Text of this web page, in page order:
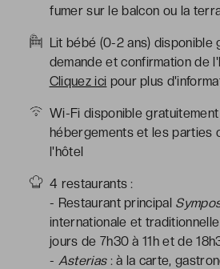
fumer sur le balcon ou la
Lit bébé (0-2 ans) disponible
demande et confirmation de
Cliquez ici pour plus
Wi-Fi disponible
hébergements et les parties
l'hôtel
4 restaurants :
- Restaurant principal
internationale et
jours de 7h30 à 11h et de
- Asterias: à la carte,